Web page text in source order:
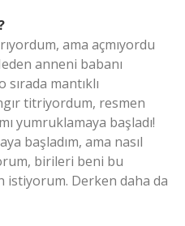
ama açmıyordu
anneni babanı
mantıklı
titriyordum, resmen
yumruklamaya başladı!
başladım, ama nasıl
birileri beni bu
istiyorum. Derken daha da